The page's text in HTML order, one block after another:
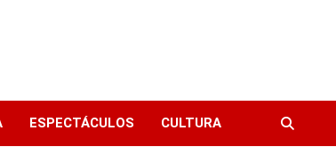
ESPECTÁCULOS CULTURA